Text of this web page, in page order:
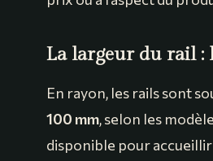
La largeur du rail :
En rayon, les rails sont
100 mm, selon les
disponible pour